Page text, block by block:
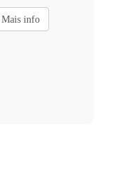
Mais info